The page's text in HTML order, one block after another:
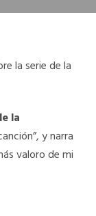
la serie de la
la
y narra
valoro de mi